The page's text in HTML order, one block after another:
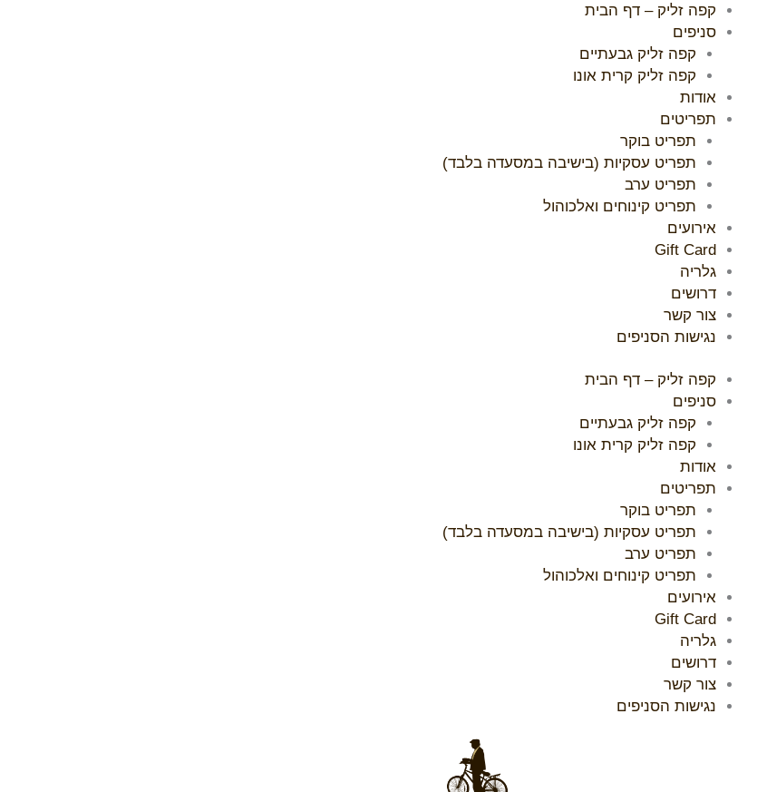
דילוג
לתוכן
קפה זליק – דף הבית
סניפים
קפה זליק גבעתיים
קפה זליק קרית אונו
אודות
תפריטים
תפריט בוקר
תפריט עסקיות (בישיבה במסעדה בלבד)
תפריט ערב
תפריט קינוחים ואלכוהול
אירועים
Gift Card
גלריה
דרושים
צור קשר
נגישות הסניפים
קפה זליק – דף הבית
סניפים
קפה זליק גבעתיים
קפה זליק קרית אונו
אודות
תפריטים
תפריט בוקר
תפריט עסקיות (בישיבה במסעדה בלבד)
תפריט ערב
תפריט קינוחים ואלכוהול
אירועים
Gift Card
גלריה
דרושים
צור קשר
נגישות הסניפים